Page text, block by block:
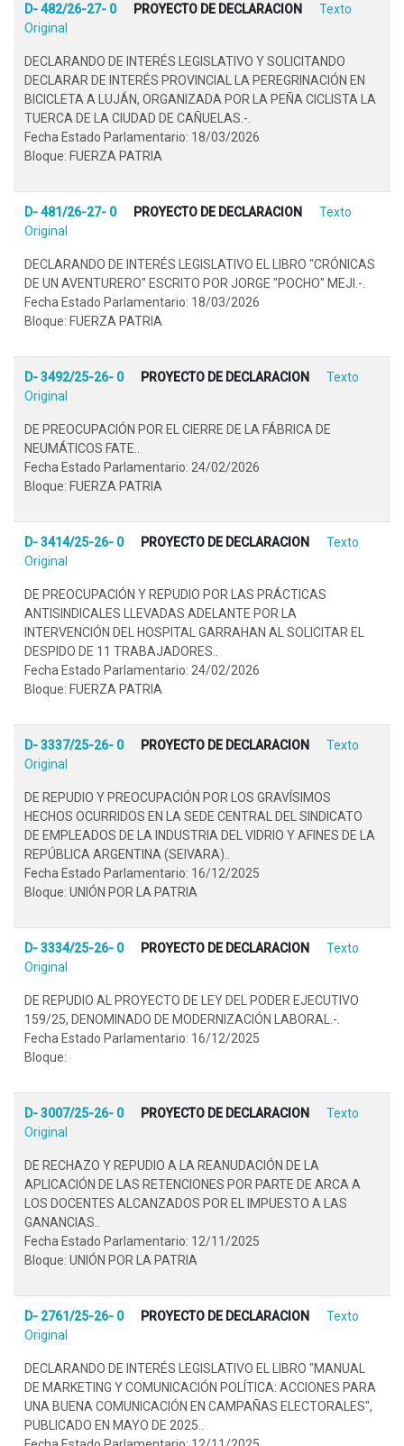
D- 482/26-27- 0 PROYECTO DE DECLARACION
Texto
Original
DECLARANDO DE INTERÉS LEGISLATIVO Y SOLICITANDO
DECLARAR DE INTERÉS PROVINCIAL LA PEREGRINACIÓN EN
BICICLETA A LUJÁN, ORGANIZADA POR LA PEÑA CICLISTA LA
TUERCA DE LA CIUDAD DE CAÑUELAS.-.
Fecha Estado Parlamentario: 18/03/2026
Bloque: FUERZA PATRIA
D- 481/26-27- 0 PROYECTO DE DECLARACION
Texto
Original
DECLARANDO DE INTERÉS LEGISLATIVO EL LIBRO "CRÓNICAS
DE UN AVENTURERO" ESCRITO POR JORGE "POCHO" MEJI.-.
Fecha Estado Parlamentario: 18/03/2026
Bloque: FUERZA PATRIA
D- 3492/25-26- 0 PROYECTO DE DECLARACION
Texto
Original
DE PREOCUPACIÓN POR EL CIERRE DE LA FÁBRICA DE
NEUMÁTICOS FATE..
Fecha Estado Parlamentario: 24/02/2026
Bloque: FUERZA PATRIA
D- 3414/25-26- 0 PROYECTO DE DECLARACION
Texto
Original
DE PREOCUPACIÓN Y REPUDIO POR LAS PRÁCTICAS
ANTISINDICALES LLEVADAS ADELANTE POR LA
INTERVENCIÓN DEL HOSPITAL GARRAHAN AL SOLICITAR EL
DESPIDO DE 11 TRABAJADORES..
Fecha Estado Parlamentario: 24/02/2026
Bloque: FUERZA PATRIA
D- 3337/25-26- 0 PROYECTO DE DECLARACION
Texto
Original
DE REPUDIO Y PREOCUPACIÓN POR LOS GRAVÍSIMOS
HECHOS OCURRIDOS EN LA SEDE CENTRAL DEL SINDICATO
DE EMPLEADOS DE LA INDUSTRIA DEL VIDRIO Y AFINES DE LA
REPÚBLICA ARGENTINA (SEIVARA)..
Fecha Estado Parlamentario: 16/12/2025
Bloque: UNIÓN POR LA PATRIA
D- 3334/25-26- 0 PROYECTO DE DECLARACION
Texto
Original
DE REPUDIO AL PROYECTO DE LEY DEL PODER EJECUTIVO
159/25, DENOMINADO DE MODERNIZACIÓN LABORAL.-.
Fecha Estado Parlamentario: 16/12/2025
Bloque:
D- 3007/25-26- 0 PROYECTO DE DECLARACION
Texto
Original
DE RECHAZO Y REPUDIO A LA REANUDACIÓN DE LA
APLICACIÓN DE LAS RETENCIONES POR PARTE DE ARCA A
LOS DOCENTES ALCANZADOS POR EL IMPUESTO A LAS
GANANCIAS..
Fecha Estado Parlamentario: 12/11/2025
Bloque: UNIÓN POR LA PATRIA
D- 2761/25-26- 0 PROYECTO DE DECLARACION
Texto
Original
DECLARANDO DE INTERÉS LEGISLATIVO EL LIBRO "MANUAL
DE MARKETING Y COMUNICACIÓN POLÍTICA: ACCIONES PARA
UNA BUENA COMUNICACIÓN EN CAMPAÑAS ELECTORALES",
PUBLICADO EN MAYO DE 2025..